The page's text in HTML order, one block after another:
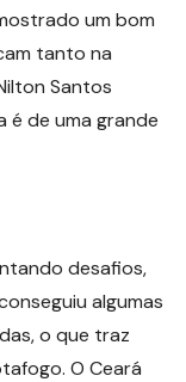
um bom
tanto na
Santos
de uma grande
desafios,
algumas
o que traz
O Ceará